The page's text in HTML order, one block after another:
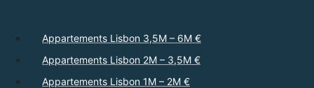
Appartements Lisbon 3,5M – 6M €
Appartements Lisbon 2M – 3,5M €
Appartements Lisbon 1M – 2M €